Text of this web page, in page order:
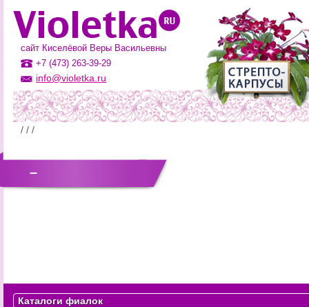
сайт Киселёвой Веры Васильевны
+7 (473) 263-39-29
info@violetka.ru
–
Каталоги фиалок